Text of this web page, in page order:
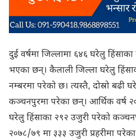
दुई वर्षमा जिल्लामा ६४६ घरेलु हिंसाका
भएका छन्। कैलाली जिल्ला घरेलु
नम्बरमा परेको छ। त्यस्तै, दोस्रो बढी
कञ्चनपुरमा परेका छन्। आर्थिक वर्ष
घरेलु हिंसाका २९२ उजुरी परेको
२०७८/७९ मा ३३३ उजुरी प्रहरीमा